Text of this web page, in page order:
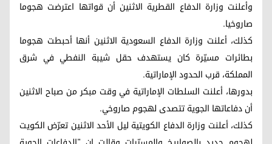
وأعلنت وزارة الدفاع القطرية الاثنين أن قواتها اعترضت هجوما
صاروخيا.
كذلك، أعلنت وزارة الدفاع السعودية الاثنين أنها أحبطت هجوما
بطائرات مسيّرة كان يستهدف حقل شيبة النفطي في شرق
المملكة، قرب الحدود الإماراتية.
بدورها، أعلنت السلطات الإماراتية في وقت مبكر من صباح الاثنين
أن دفاعاتها الجوية تتصدى لهجوم صاروخي.
كذلك، أعلنت وزارة الدفاع الكويتية ليل الأحد الاثنين تعرّض الكويت